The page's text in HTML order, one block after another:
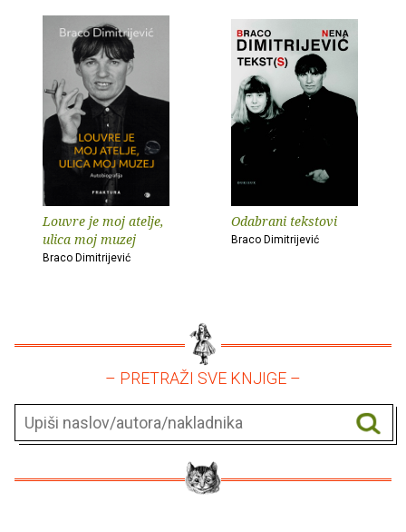
Louvre je moj atelje,
ulica moj muzej
Braco Dimitrijević
Odabrani tekstovi
Braco Dimitrijević
– PRETRAŽI SVE KNJIGE –